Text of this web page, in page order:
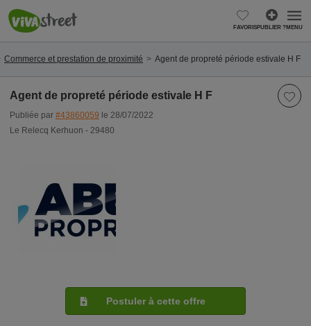
FAVORISPUBLIER ?MENU
Commerce et prestation de proximité Agent de propreté période estivale H F
Agent de propreté période estivale H F
Publiée par #43860059 le 28/07/2022
Le Relecq Kerhuon - 29480
Postuler à cette offre